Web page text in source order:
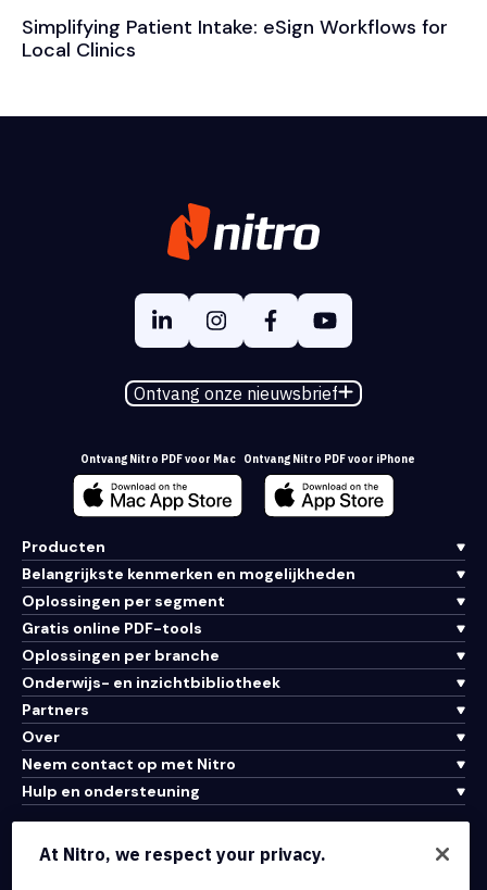
Simplifying Patient Intake: eSign Workflows for
Local Clinics
Ontvang onze nieuwsbrief
Ontvang Nitro PDF voor Mac Ontvang Nitro PDF voor iPhone
Producten
Belangrijkste kenmerken en mogelijkheden
Oplossingen per segment
Gratis online PDF-tools
Oplossingen per branche
Onderwijs- en inzichtbibliotheek
Partners
Over
Neem contact op met Nitro
Hulp en ondersteuning
Integraties en API-connectiviteit
At Nitro, we respect your privacy.